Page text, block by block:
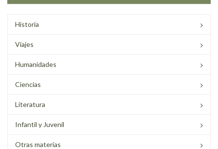
Historia
Viajes
Humanidades
Ciencias
Literatura
Infantil y Juvenil
Otras materias